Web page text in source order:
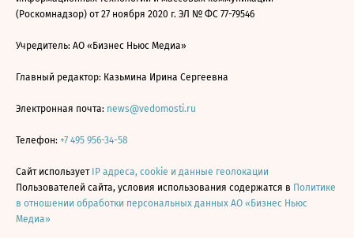
(Роскомнадзор) от 27 ноября 2020 г. ЭЛ № ФС 77-79546
Учредитель: АО «Бизнес Ньюс Медиа»
Главный редактор: Казьмина Ирина Сергеевна
Электронная почта: news@vedomosti.ru
Телефон: +7 495 956-34-58
Сайт использует IP адреса, cookie и данные геолокации
Пользователей сайта, условия использования содержатся в Политике
в отношении обработки персональных данных АО «Бизнес Ньюс
Медиа»